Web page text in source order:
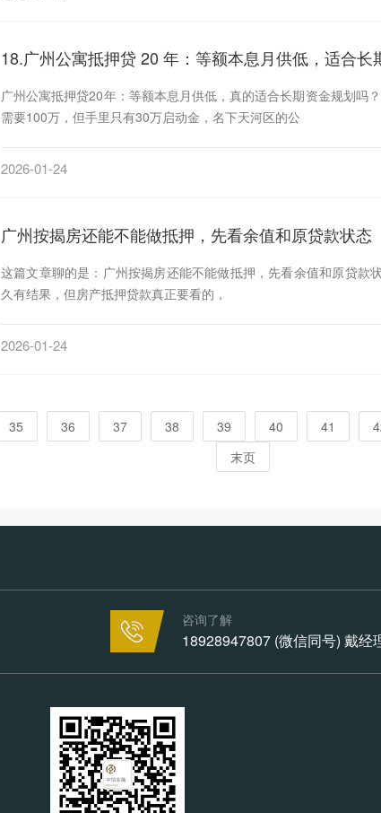
18.广州公寓抵押贷 20 年：等额本息月供低，适合长
广州公寓抵押贷20年：等额本息月供低，真的适合长期资金规划吗？ 广州做餐饮的张哥最近犯了难：想扩两家分店
需要100万，但手里只有30万启动金，名下天河区的公
2026-01-24
广州按揭房还能不能做抵押，先看余值和原贷款状态
这篇文章聊的是：广州按揭房还能不能做抵押，先看余值和原贷款
久有结果，但房产抵押贷款真正要看的，
2026-01-24
35 36 37 38 39 40 41
末页
咨询了解
18928947807 (微信同号) 戴经